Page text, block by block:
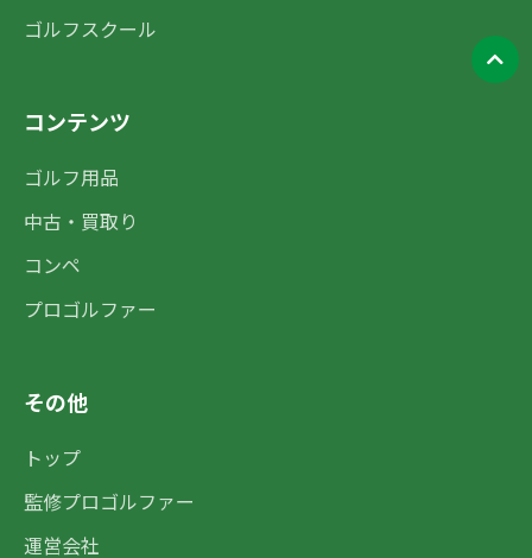
ゴルフスクール
コンテンツ
ゴルフ用品
中古・買取り
コンペ
プロゴルファー
その他
トップ
監修プロゴルファー
運営会社